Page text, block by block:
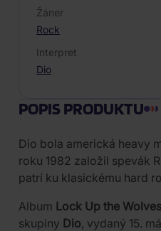
Žáner
Rock
Interpret
Dio
POPIS PRODUKTU
Dio bola americká heavy
roku 1982 založil spevák
patrí ku klasickému hard
Album Lock Up the Wolves
skupiny Dio, vydaný 15.